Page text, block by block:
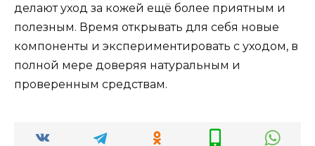
делают уход за кожей ещё более приятным и
полезным. Время открывать для себя новые
компоненты и экспериментировать с уходом, в
полной мере доверяя натуральным и
проверенным средствам.